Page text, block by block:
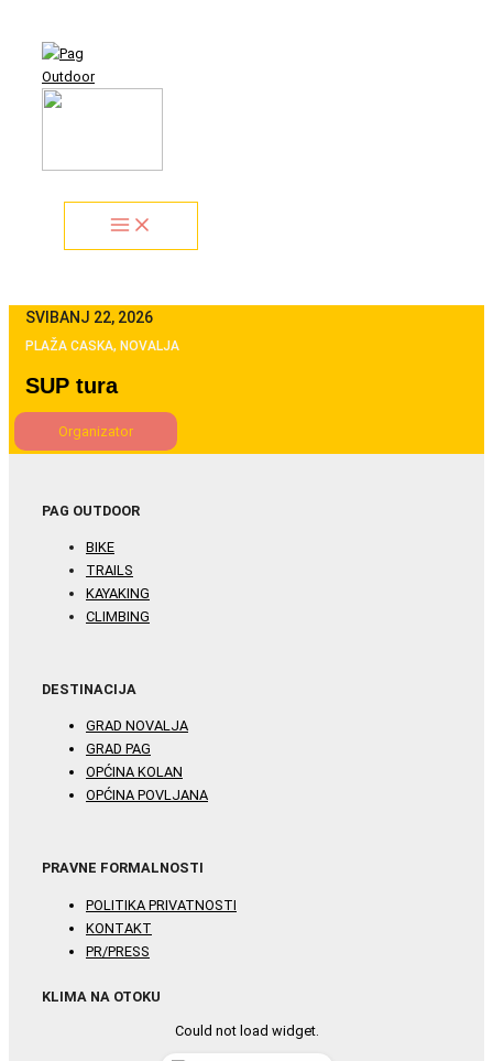
sadržaj
SVIBANJ 22, 2026
PLAŽA CASKA, NOVALJA
SUP tura
Organizator
PAG OUTDOOR
BIKE
TRAILS
KAYAKING
CLIMBING
DESTINACIJA
GRAD NOVALJA
GRAD PAG
OPĆINA KOLAN
OPĆINA POVLJANA
PRAVNE FORMALNOSTI
POLITIKA PRIVATNOSTI
KONTAKT
PR/PRESS
KLIMA NA OTOKU
Could not load widget.